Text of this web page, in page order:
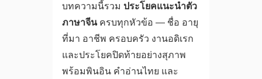
บทความนี้รวม ประโยคแนะนำตัว
ภาษาจีนครบทุกหัวข้อ — ชื่อ อายุ
ที่มา อาชีพ ครอบครัว งานอดิเรก
และประโยคปิดท้ายอย่างสุภาพ
พร้อมพินอิน คำอ่านไทย และ